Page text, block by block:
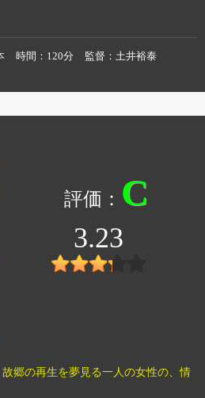
時間 120分 監督
土井裕泰
C
3.23
郷の再生を夢見る一人の女性の、情